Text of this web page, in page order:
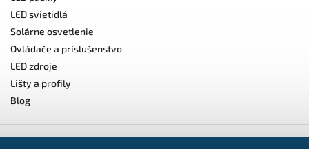
LED svietidlá
Solárne osvetlenie
Ovládače a príslušenstvo
LED zdroje
Lišty a profily
Blog